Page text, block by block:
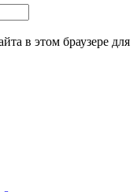
в этом браузере для